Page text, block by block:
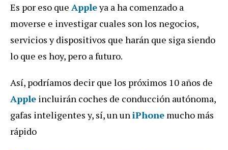
Es por eso que Appleya a ha comenzado a
moverse e investigar cuales son los negocios,
servicios y dispositivos que harán que siga siendo
lo que es hoy, pero a futuro.
Así, podríamos decir que los próximos 10 años de
Apple incluirán coches de conducción autónoma,
gafas inteligentes y, sí, un uniPhone mucho más
rápido